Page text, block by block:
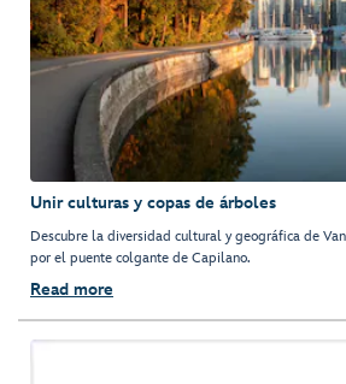
Unir culturas y copas de árboles
Descubre la diversidad cultural y geográfica de
por el puente colgante de Capilano.
Read more